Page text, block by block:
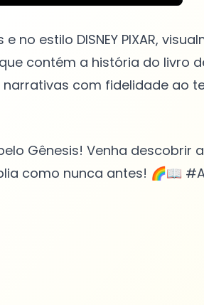
no estilo DISNEY PIXAR,
contém a história do livro
Gênesis! Venha descobrir
como nunca antes! 🌈📖